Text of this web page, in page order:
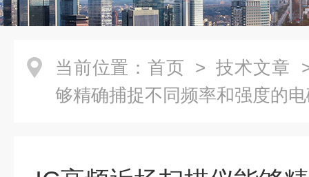
当前位置： 首页 > 技术文章
够精确捕捉不同频率和强度的